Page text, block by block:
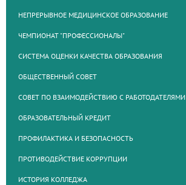
НЕПРЕРЫВНОЕ МЕДИЦИНСКОЕ ОБРАЗОВАНИЕ
ЧЕМПИОНАТ "ПРОФЕССИОНАЛЫ"
СИСТЕМА ОЦЕНКИ КАЧЕСТВА ОБРАЗОВАНИЯ
ОБЩЕСТВЕННЫЙ СОВЕТ
СОВЕТ ПО ВЗАИМОДЕЙСТВИЮ С РАБОТОДАТЕЛЯМИ
ОБРАЗОВАТЕЛЬНЫЙ КРЕДИТ
ПРОФИЛАКТИКА И БЕЗОПАСНОСТЬ
ПРОТИВОДЕЙСТВИЕ КОРРУПЦИИ
ИСТОРИЯ КОЛЛЕДЖА